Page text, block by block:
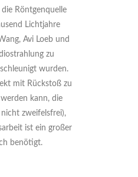
Röntgenquelle
Lichtjahre
Avi Loeb und
zu
wurden.
mit Rückstoß zu
kann, die
zweifelsfrei),
ist ein großer
benötigt.